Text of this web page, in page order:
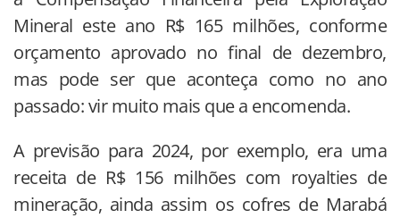
Mineral este ano R$ 165 milhões, conforme
orçamento aprovado no final de dezembro,
mas pode ser que aconteça como no ano
passado: vir muito mais que a encomenda.
A previsão para 2024, por exemplo, era uma
receita de R$ 156 milhões com royalties de
mineração, ainda assim os cofres de Marabá